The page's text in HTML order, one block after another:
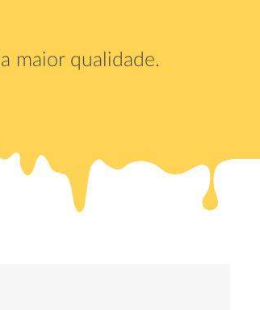
maior qualidade.